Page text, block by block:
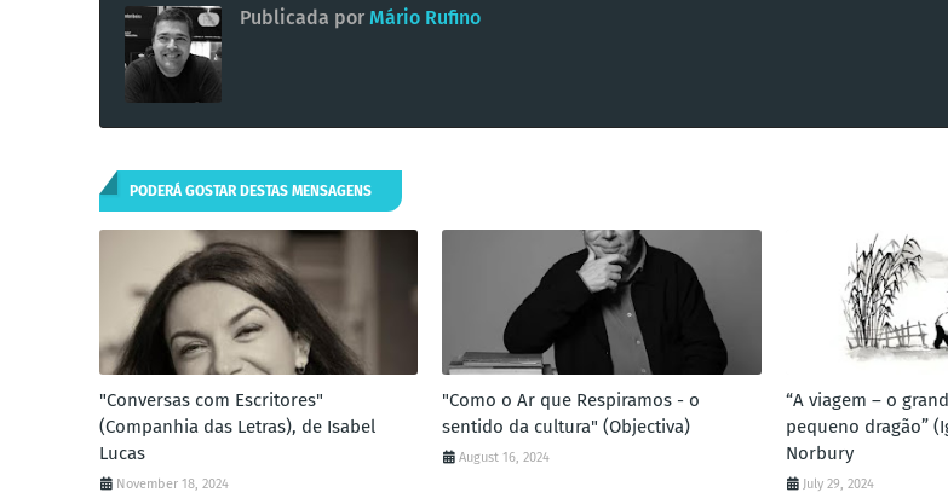
Publicada por Mário Rufino
PODERÁ GOSTAR DESTAS MENSAGENS
"Conversas com Escritores"
(Companhia das Letras), de Isabel
Lucas
November 18, 2024
"Como o Ar que Respiramos - o
sentido da cultura" (Objectiva)
August 16, 2024
“A viagem – o
pequeno dragão”
Norbury
July 29, 2024